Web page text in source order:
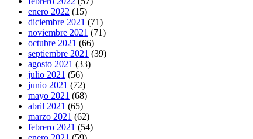
enero 2022 (15)
diciembre 2021 (71)
noviembre 2021 (71)
octubre 2021 (66)
septiembre 2021 (39)
agosto 2021 (33)
julio 2021 (56)
junio 2021 (72)
mayo 2021 (68)
abril 2021 (65)
marzo 2021 (62)
febrero 2021 (54)